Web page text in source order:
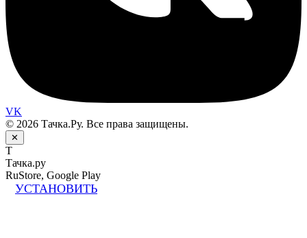
VK
© 2026 Тачка.Ру. Все права защищены.
✕
Т
Тачка.ру
RuStore, Google Play
УСТАНОВИТЬ